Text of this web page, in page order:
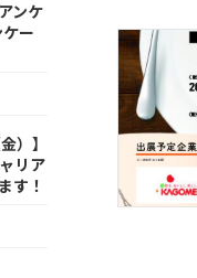
ンケ
ー
）】
リア
す！